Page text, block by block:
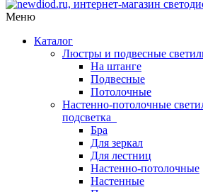
Меню
Каталог
Люстры и подвесные
На штанге
Подвесные
Потолочные
Настенно-потолочные
подсветка
Бра
Для зеркал
Для лестниц
Настенно-потолочные
Настенные